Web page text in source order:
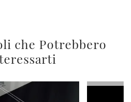
che Potrebbero